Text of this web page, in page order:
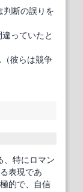
判断の誤りを
っていたと
彼らは競争
、特にロマン
表現であ
的で、自信